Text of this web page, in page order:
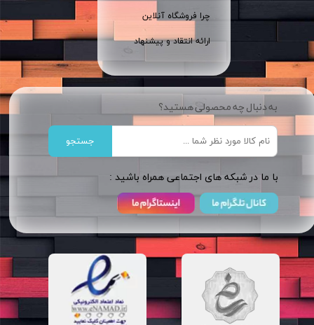
چرا فروشگاه آنلاین
ارائه انتقاد و پیشنهاد
به دنبال چه محصولی هستید؟
جستجو
​​با ما در شبکه های اجتماعی همراه باشید :